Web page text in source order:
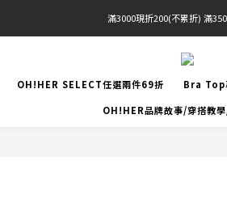
官網限定! 滿千免運(僅限
滿3000現折200(不累折) 滿
Free Shipping On Orders Over
官網限定! 滿千免運(僅限
OH!HER SELECT任選兩件69折 Bra Top
OH!HER品牌故事/穿搭教